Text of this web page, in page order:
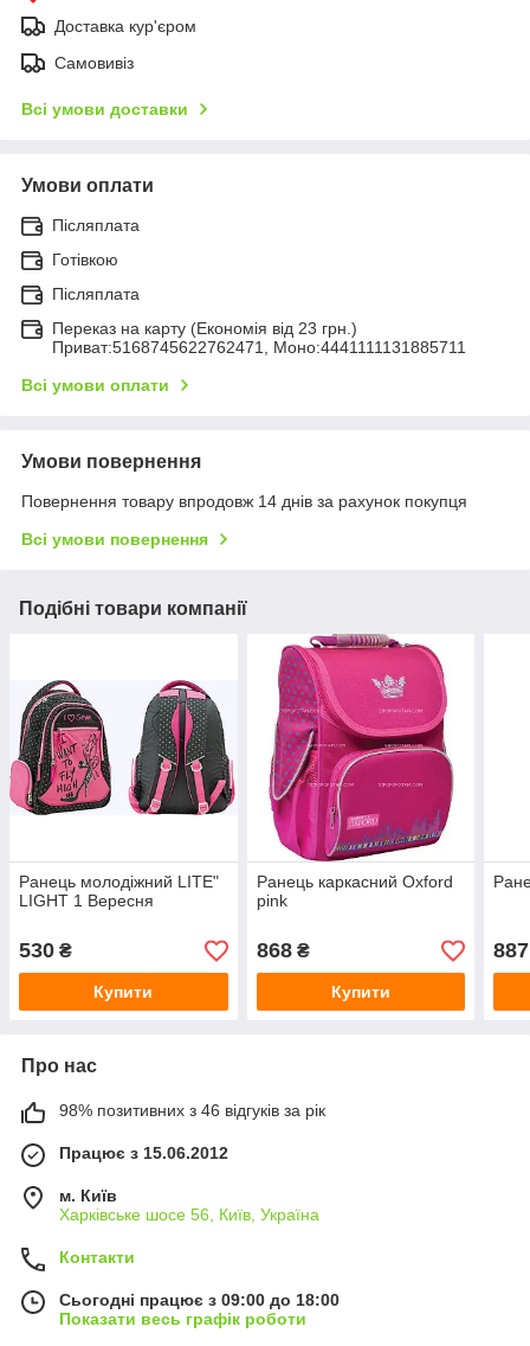
Доставка кур'єром
Самовивіз
Всі умови доставки
Умови оплати
Післяплата
Готівкою
Післяплата
Переказ на карту (Економія від 23 грн.)
Приват:5168745622762471, Моно:4441111131885711
Всі умови оплати
Умови повернення
Повернення товару впродовж 14 днів за рахунок покупця
Всі умови повернення
Подібні товари компанії
Ранець молодіжний LITE"
LIGHT 1 Вересня
530 ₴
Купити
Ранець каркасний Oxford
pink
868₴
Купити
887
Про нас
98% позитивних з 46 відгуків за рік
Працює з 15.06.2012
м. Київ
Харківське шосе 56, Київ, Україна
Контакти
Сьогодні працює з 09:00 до 18:00
Показати весь графік роботи